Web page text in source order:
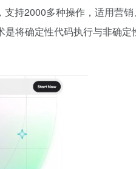
持2000多种操作，适用营
将确定性代码执行与非确定